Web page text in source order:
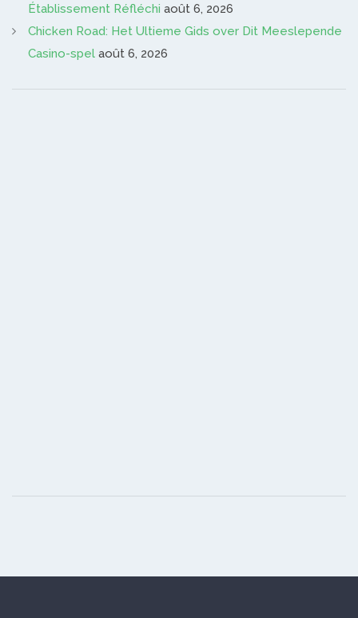
Établissement Réfléchi août 6, 2026
Chicken Road: Het Ultieme Gids over Dit Meeslepende
Casino-spel août 6, 2026